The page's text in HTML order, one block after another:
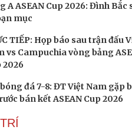
A ASEAN Cup 2026: Đình Bắc
mục
TIẾP: Họp báo sau trận đấu
vs Campuchia vòng bảng
2026
đá 7-8: ĐT Việt Nam gặp
bán kết ASEAN Cup 2026